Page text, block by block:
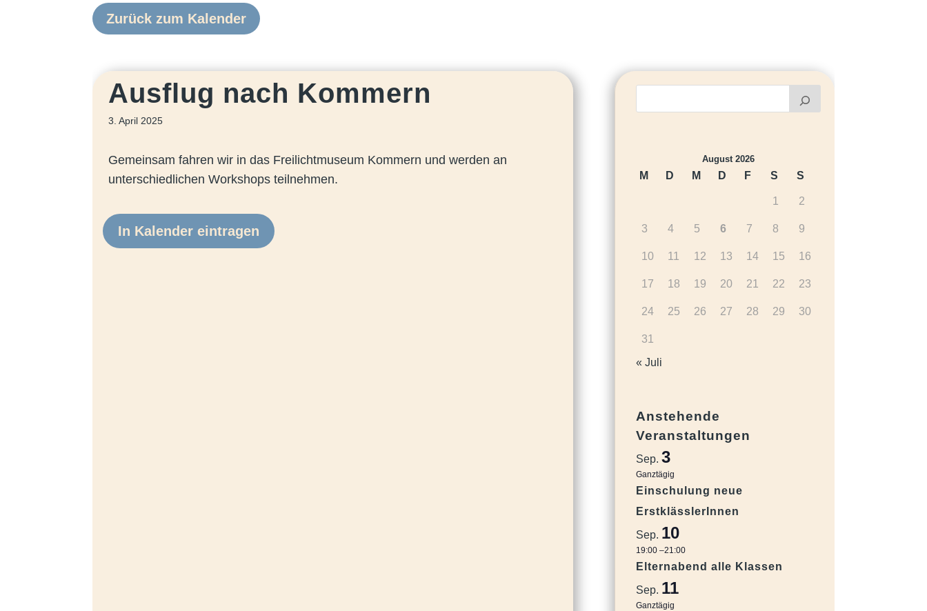
Zurück zum Kalender
Ausflug nach Kommern
3. April 2025
Gemeinsam fahren wir in das Freilichtmuseum Kommern und werden an
unterschiedlichen Workshops teilnehmen.
In Kalender eintragen
August 2026
M D M D F S S
1 2
3 4 5 6 7 8 9
10 11 12 13 14 15 16
17 18 19 20 21 22 23
24 25 26 27 28 29 30
31
« Juli
Anstehende
Veranstaltungen
Sep. 3
Ganztägig
Einschulung neue
ErstklässlerInnen
Sep. 10
19:00–21:00
Elternabend alle Klassen
Sep. 11
Ganztägig